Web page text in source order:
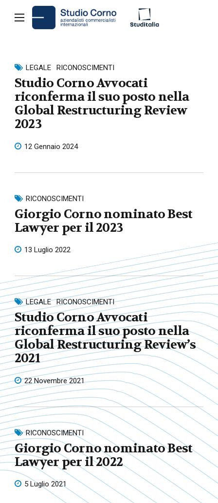
LEGALE RICONOSCIMENTI
Studio Corno Avvocati
riconferma il suo posto nella
Global Restructuring Review
2023
12 Gennaio 2024
RICONOSCIMENTI
Giorgio Corno nominato Best
Lawyer per il 2023
13 Luglio 2022
LEGALE RICONOSCIMENTI
Studio Corno Avvocati
riconferma il suo posto nella
Global Restructuring Review’s
2021
22 Novembre 2021
RICONOSCIMENTI
Giorgio Corno nominato Best
Lawyer per il 2022
5 Luglio 2021